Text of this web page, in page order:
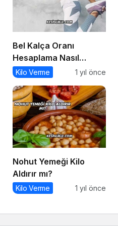
Bel Kalça Oranı
Hesaplama Nasıl
Yapılır?
Kilo Verme 1 yıl önce
Nohut Yemeği Kilo
Aldırır mı?
Kilo Verme 1 yıl önce